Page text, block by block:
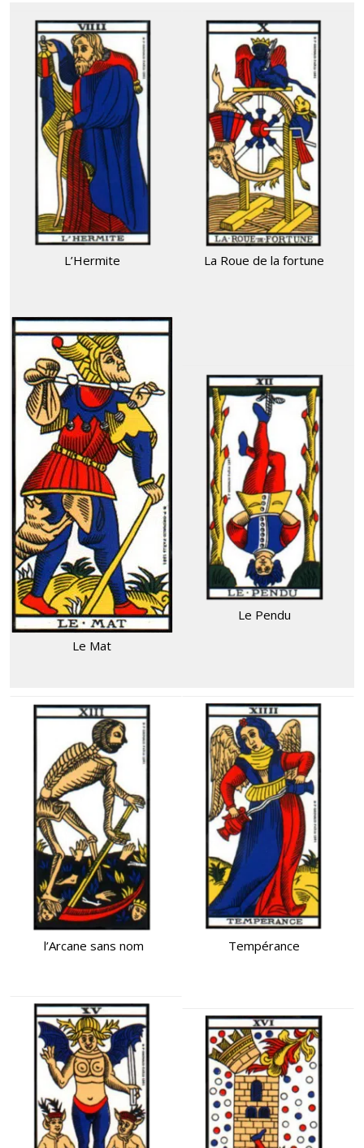
L’Hermite La Roue de la fortune
Le Mat
Le Pendu
l’Arcane sans nom Tempérance